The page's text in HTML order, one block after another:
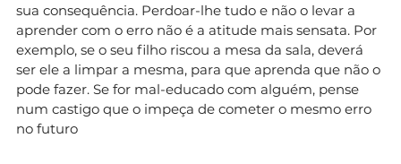
sua consequência. Perdoar-lhe tudo e não o levar a
aprender com o erro não é a atitude mais sensata. Por
exemplo, se o seu filho riscou a mesa da sala, deverá
ser ele a limpar a mesma, para que aprenda que não o
pode fazer. Se for mal-educado com alguém, pense
num castigo que o impeça de cometer o mesmo erro
no futuro